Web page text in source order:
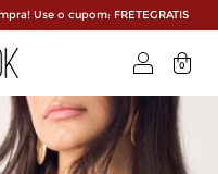
Use o cupom: FRETEGRATIS
0